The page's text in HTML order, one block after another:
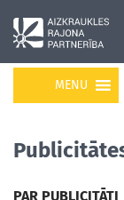
MENU
PAR PUBLICITĀTI